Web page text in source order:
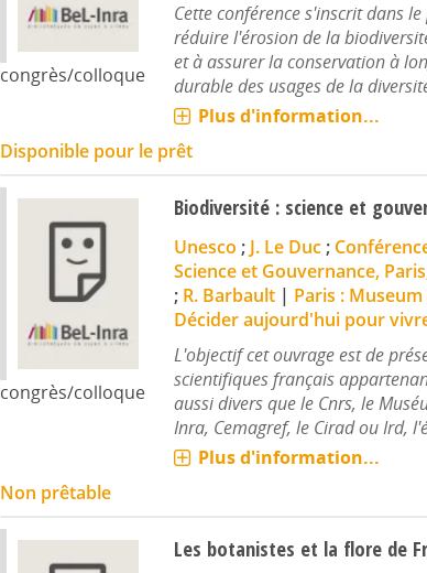
congrès/colloque
Cette conférence s'inscrit dans
réduire l'érosion de la
et à assurer la conservation à
durable des usages de la
Plus d'information...
Disponible pour le prêt
congrès/colloque
Biodiversité : science et
Unesco ; J. Le Duc;
Science et Gouvernance,
; R. Barbault | Paris :
Décider aujourd'hui pour
L'objectif cet ouvrage est de
scientifiques français
aussi divers que le Cnrs, le
Inra, Cemagref, le Cirad ou Ird,
Plus d'information...
Non prêtable
Les botanistes et la flore de